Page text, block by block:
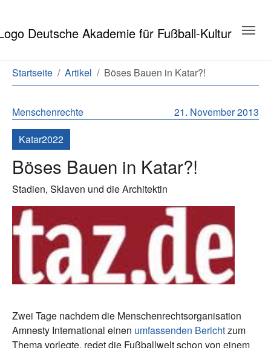
Sie sind hier:
Startseite Artikel Böses Bauen in Katar?!
21. November 2013
Menschenrechte
Katar2022
Böses Bauen in Katar?!
Stadien, Sklaven und die Architektin
Zwei Tage nachdem die Menschenrechtsorganisation
Amnesty International einen umfassenden Berichtzum
Thema vorlegte, redet die Fußballwelt schon von einem